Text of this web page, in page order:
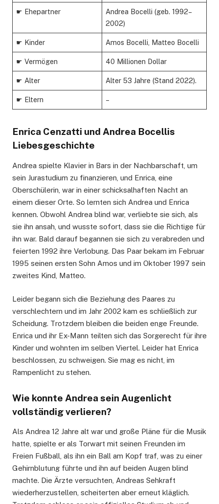
☛ Ehepartner
Andrea Bocelli (geb. 1992–
2002)
☛ Kinder Amos Bocelli, Matteo Bocelli
☛ Vermögen 40 Millionen Dollar
☛ Alter Alter 53 Jahre (Stand 2022).
☛ Eltern –
Enrica Cenzatti und Andrea Bocellis
Liebesgeschichte
Andrea spielte Klavier in Bars in der Nachbarschaft, um
sein Jurastudium zu finanzieren, und Enrica, eine
Oberschülerin, war in einer schicksalhaften Nacht an
einem dieser Orte. So lernten sich Andrea und Enrica
kennen. Obwohl Andrea blind war, verliebte sie sich, als
sie ihn ansah, und wusste sofort, dass sie die Richtige für
ihn war. Bald darauf begannen sie sich zu verabreden und
feierten 1992 ihre Verlobung. Das Paar bekam im Februar
1995 seinen ersten Sohn Amos und im Oktober 1997 sein
zweites Kind, Matteo.
Leider begann sich die Beziehung des Paares zu
verschlechtern und im Jahr 2002 kam es schließlich zur
Scheidung. Trotzdem bleiben die beiden enge Freunde.
Enrica und ihr Ex-Mann teilten sich das Sorgerecht für ihre
Kinder und wohnten im selben Viertel. Leider hat Enrica
beschlossen, zu schweigen. Sie mag es nicht, im
Rampenlicht zu stehen.
Wie konnte Andrea sein Augenlicht
vollständig verlieren?
Als Andrea 12 Jahre alt war und große Pläne für die Musik
hatte, spielte er als Torwart mit seinen Freunden im
Freien Fußball, als ihn ein Ball am Kopf traf, was zu einer
Gehirnblutung führte und ihn auf beiden Augen blind
machte. Die Ärzte versuchten, Andreas Sehkraft
wiederherzustellen, scheiterten aber erneut kläglich.